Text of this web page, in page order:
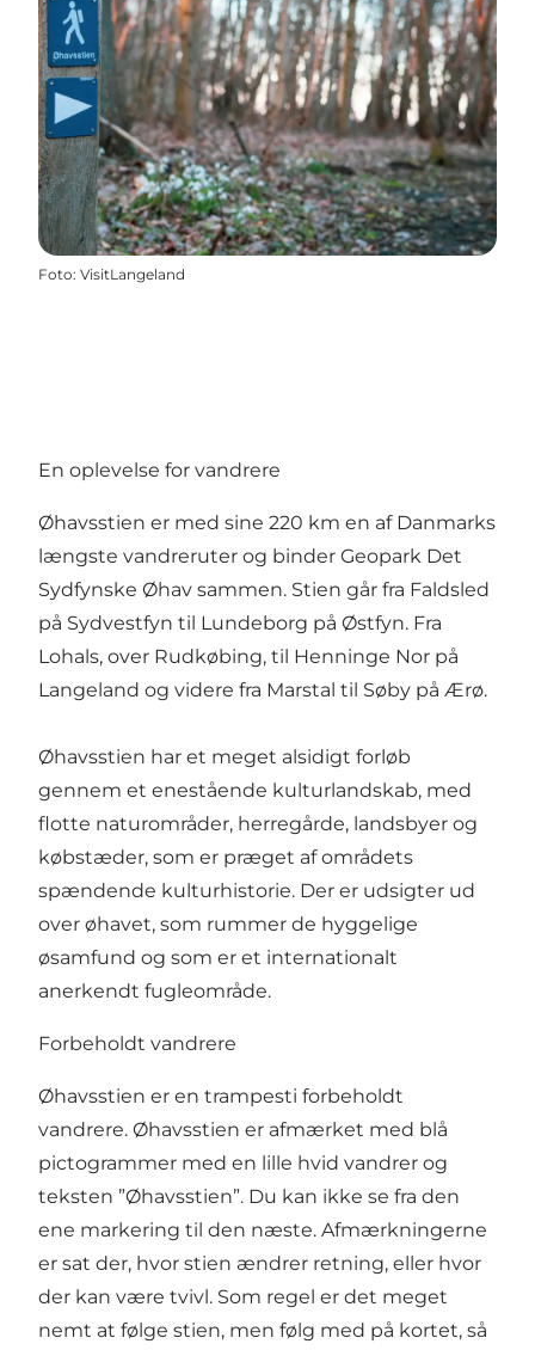
Foto: VisitLangeland
En oplevelse for vandrere
Øhavsstien er med sine 220 km en af Danmarks
længste vandreruter og binder Geopark Det
Sydfynske Øhav sammen. Stien går fra Faldsled
på Sydvestfyn til Lundeborg på Østfyn. Fra
Lohals, over Rudkøbing, til Henninge Nor på
Langeland og videre fra Marstal til Søby på Ærø.
Øhavsstien har et meget alsidigt forløb
gennem et enestående kulturlandskab, med
flotte naturområder, herregårde, landsbyer og
købstæder, som er præget af områdets
spændende kulturhistorie. Der er udsigter ud
over øhavet, som rummer de hyggelige
øsamfund og som er et internationalt
anerkendt fugleområde.
Forbeholdt vandrere
Øhavsstien er en trampesti forbeholdt
vandrere. Øhavsstien er afmærket med blå
pictogrammer med en lille hvid vandrer og
teksten ”Øhavsstien”. Du kan ikke se fra den
ene markering til den næste. Afmærkningerne
er sat der, hvor stien ændrer retning, eller hvor
der kan være tvivl. Som regel er det meget
nemt at følge stien, men følg med på kortet, så